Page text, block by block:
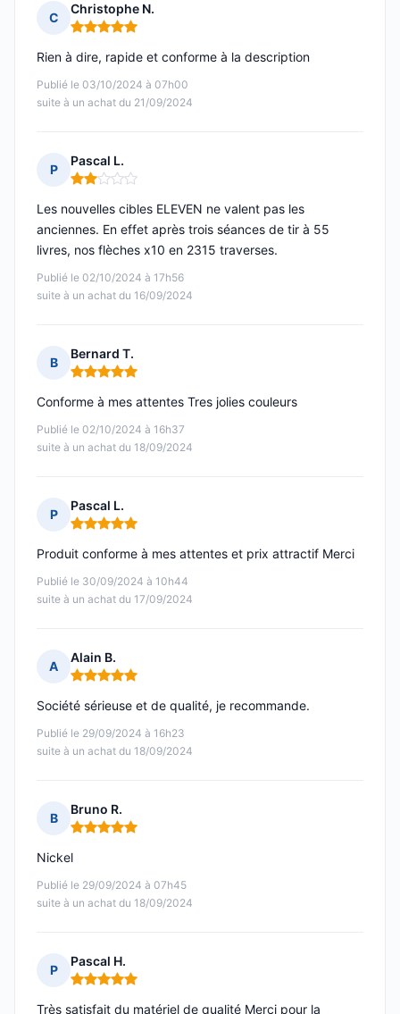
C
Christophe N.
Note : 5 sur 5
Publié le 03/10/2024 à 07h00
suite à un achat du 21/09/2024
Rien à dire, rapide et conforme à la description
P
Pascal L.
Note : 2 sur 5
Publié le 02/10/2024 à 17h56
suite à un achat du 16/09/2024
Les nouvelles cibles ELEVEN ne valent pas les
anciennes. En effet après trois séances de tir à 55
livres, nos flèches x10 en 2315 traverses.
B
Bernard T.
Note : 5 sur 5
Publié le 02/10/2024 à 16h37
suite à un achat du 18/09/2024
Conforme à mes attentes Tres jolies couleurs
P
Pascal L.
Note : 5 sur 5
Publié le 30/09/2024 à 10h44
suite à un achat du 17/09/2024
Produit conforme à mes attentes et prix attractif Merci
A
Alain B.
Note : 5 sur 5
Publié le 29/09/2024 à 16h23
suite à un achat du 18/09/2024
Société sérieuse et de qualité, je recommande.
B
Bruno R.
Note : 5 sur 5
Publié le 29/09/2024 à 07h45
suite à un achat du 18/09/2024
Nickel
P
Pascal H.
Note : 5 sur 5
Très satisfait du matériel de qualité Merci pour la